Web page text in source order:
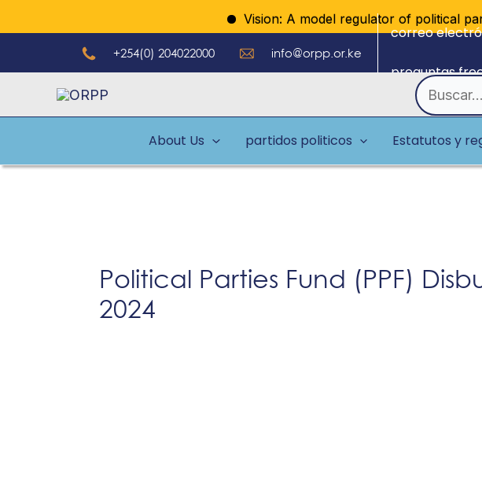
Vision: A model regulator of political
al
+254(0) 204022000 info@orpp.or.ke
correo
preguntas
Buscar
por:
About Us partidos politicos Estatutos y
Political Parties Fund (PPF)
2024